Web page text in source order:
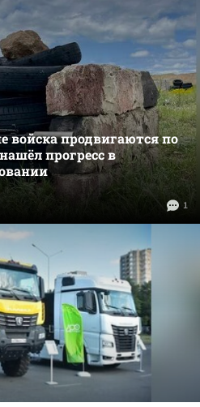
войска продвигаются по
прогресс в
1